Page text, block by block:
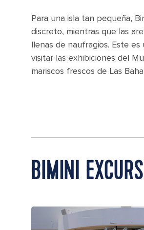
Para una isla tan pequeña,
discreto, mientras que las
llenas de naufragios. Este
visitar las exhibiciones del
mariscos frescos de Las
BIMINI